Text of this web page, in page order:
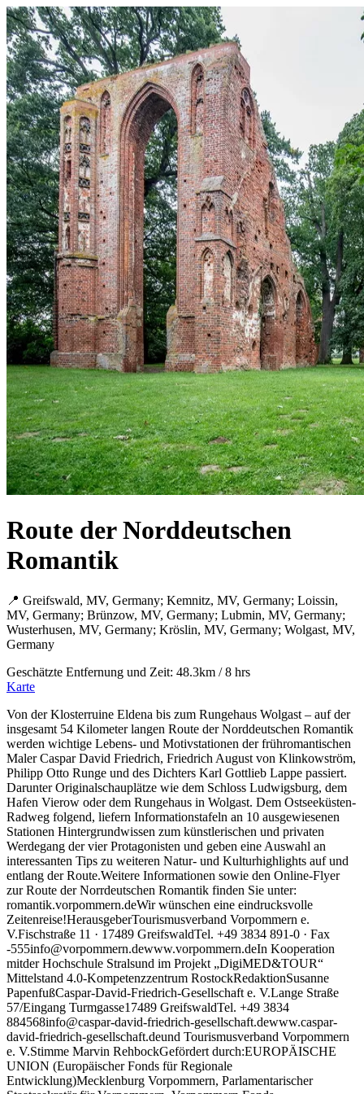
Route der Norddeutschen
Romantik
📍 Greifswald, MV, Germany; Kemnitz, MV, Germany; Loissin,
MV, Germany; Brünzow, MV, Germany; Lubmin, MV, Germany;
Wusterhusen, MV, Germany; Kröslin, MV, Germany; Wolgast, MV,
Germany
Geschätzte Entfernung und Zeit: 48.3km / 8 hrs
Karte
Von der Klosterruine Eldena bis zum Rungehaus Wolgast – auf der
insgesamt 54 Kilometer langen Route der Norddeutschen Romantik
werden wichtige Lebens- und Motivstationen der frühromantischen
Maler Caspar David Friedrich, Friedrich August von Klinkowström,
Philipp Otto Runge und des Dichters Karl Gottlieb Lappe passiert.
Darunter Originalschauplätze wie dem Schloss Ludwigsburg, dem
Hafen Vierow oder dem Rungehaus in Wolgast. Dem Ostseeküsten-
Radweg folgend, liefern Informationstafeln an 10 ausgewiesenen
Stationen Hintergrundwissen zum künstlerischen und privaten
Werdegang der vier Protagonisten und geben eine Auswahl an
interessanten Tips zu weiteren Natur- und Kulturhighlights auf und
entlang der Route.Weitere Informationen sowie den Online-Flyer
zur Route der Norrdeutschen Romantik finden Sie unter:
romantik.vorpommern.deWir wünschen eine eindrucksvolle
Zeitenreise!HerausgeberTourismusverband Vorpommern e.
V.Fischstraße 11 · 17489 GreifswaldTel. +49 3834 891-0 · Fax
-555info@vorpommern.dewww.vorpommern.deIn Kooperation
mitder Hochschule Stralsund im Projekt „DigiMED&TOUR“
Mittelstand 4.0-Kompetenzzentrum RostockRedaktionSusanne
PapenfußCaspar-David-Friedrich-Gesellschaft e. V.Lange Straße
57/Eingang Turmgasse17489 GreifswaldTel. +49 3834
884568info@caspar-david-friedrich-gesellschaft.dewww.caspar-
david-friedrich-gesellschaft.deund Tourismusverband Vorpommern
e. V.Stimme Marvin RehbockGefördert durch:EUROPÄISCHE
UNION (Europäischer Fonds für Regionale
Entwicklung)Mecklenburg Vorpommern, Parlamentarischer